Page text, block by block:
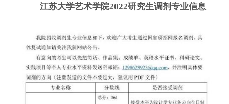
江苏大学艺术学院2022研究生调剂专业信息